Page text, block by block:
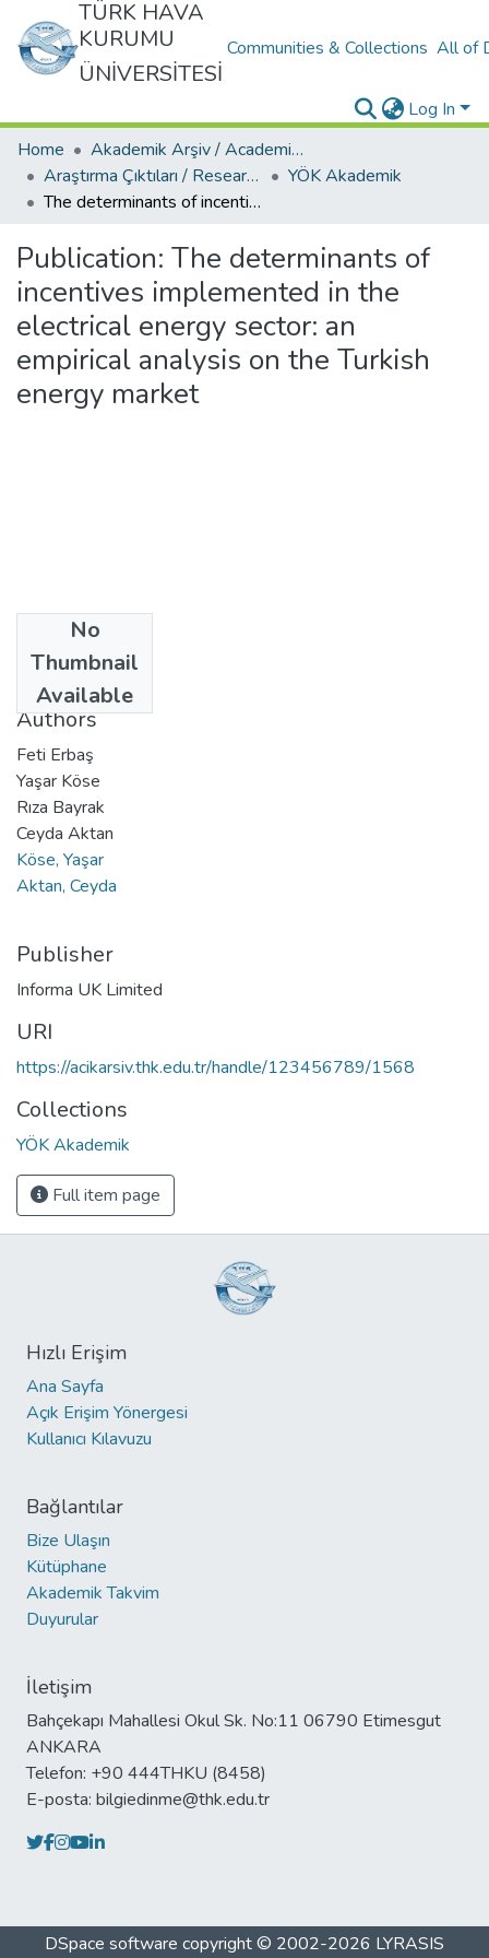
TÜRK HAVA
KURUMU
ÜNİVERSİTESİ
Communities & Collections All of
Log In
Home
Akademik Arşiv / Academic Archive
Araştırma Çıktıları / Research Outcomes
YÖK Akademik
The determinants of incentives implemented in the electrical energy sector: an empirical analysis on the Turkish energy market
Publication: The determinants of
incentives implemented in the
electrical energy sector: an
empirical analysis on the Turkish
energy market
No
Thumbnail
Available
2023-08-02
Authors
Feti Erbaş
Yaşar Köse
Rıza Bayrak
Ceyda Aktan
Köse, Yaşar
Aktan, Ceyda
Publisher
Informa UK Limited
URI
https://acikarsiv.thk.edu.tr/handle/123456789/1568
Collections
YÖK Akademik
Full item page
Hızlı Erişim
Ana Sayfa
Açık Erişim Yönergesi
Kullanıcı Kılavuzu
Bağlantılar
Bize Ulaşın
Kütüphane
Akademik Takvim
Duyurular
İletişim
Bahçekapı Mahallesi Okul Sk. No:11 06790 Etimesgut
ANKARA
Telefon: +90 444THKU (8458)
E-posta: bilgiedinme@thk.edu.tr
DSpace software copyright © 2002-2026 LYRASIS